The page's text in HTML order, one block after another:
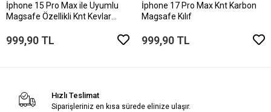
İphone 15 Pro Max ile Uyumlu
Magsafe Özellikli Knt Kevlar
999,90 TL
İphone 17 Pro Max Knt Karbon
Magsafe Kılıf
999,90 TL
Hızlı Teslimat
Siparişleriniz en kısa sürede elinize ulaşır.